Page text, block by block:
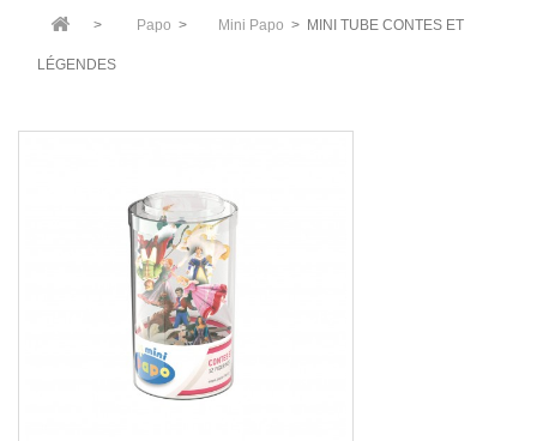
> Papo > Mini Papo > MINI TUBE CONTES ET
LÉGENDES